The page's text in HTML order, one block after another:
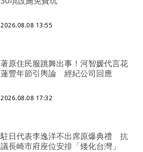
2026.08.08 13:55
著原住民服跳舞出事！河智媛代言花
蓮豐年節引輿論 經紀公司回應
2026.08.08 17:32
駐日代表李逸洋不出席原爆典禮 抗
議長崎市府座位安排「矮化台灣」